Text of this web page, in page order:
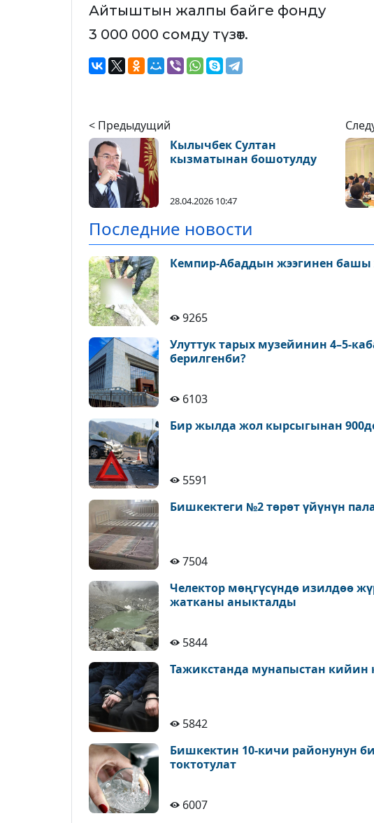
Айтыштын жалпы байге фонду
3 000 000 сомду түзөт.
< Предыдущий
Кылычбек Cултан
кызматынан бошотулду
28.04.2026 10:47
Последние новости
Кемпир-Абаддын жээгинен
9265
Улуттук тарых музейинин 4–5-
берилгенби?
6103
Бир жылда жол кырсыгынан
5591
Бишкектеги №2 төрөт үйүнүн
7504
Челектор мөңгүсүндө изилдөө
жатканы аныкталды
5844
Тажикстанда мунапыстан кийин
5842
Бишкектин 10-кичи районунун
токтотулат
6007